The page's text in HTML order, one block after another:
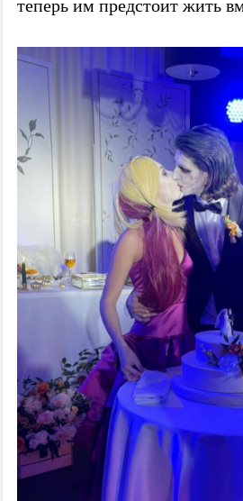
теперь им предстоит жить